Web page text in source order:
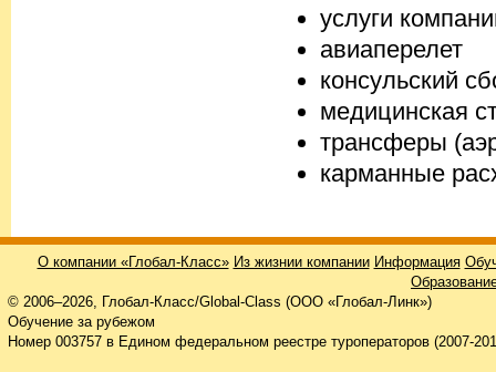
услуги
авиаперелет
консульский
медицинская
трансферы
карманные
О компании «Глобал-Класс» Из жизнии компании Информация
© 2006–2026, Глобал-Класс/Global-Class (ООО «Глобал-Линк»)
Обучение за рубежом
Номер 003757 в Едином федеральном реестре туроператоров (2007-